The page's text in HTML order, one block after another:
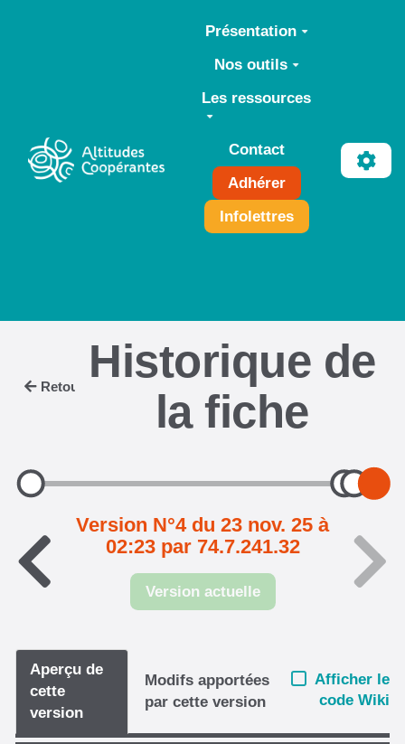
Aller au contenu principal
Présentation
Nos outils
Les ressources
Contact
Adhérer
Infolettres
Retour
Historique de
la fiche
Version N°4 du 23 nov. 25 à
02:23 par 74.7.241.32
Version actuelle
Aperçu de
cette
version
Modifs apportées
par cette version
Afficher le
code Wiki